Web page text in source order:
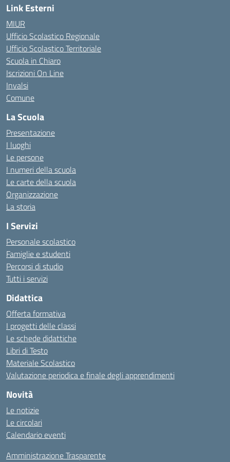
Link Esterni
MIUR
Ufficio Scolastico Regionale
Ufficio Scolastico Territoriale
Scuola in Chiaro
Iscrizioni On Line
Invalsi
Comune
La Scuola
Presentazione
I luoghi
Le persone
I numeri della scuola
Le carte della scuola
Organizzazione
La storia
I Servizi
Personale scolastico
Famiglie e studenti
Percorsi di studio
Tutti i servizi
Didattica
Offerta formativa
I progetti delle classi
Le schede didattiche
Libri di Testo
Materiale Scolastico
Valutazione periodica e finale degli apprendimenti
Novità
Le notizie
Le circolari
Calendario eventi
Amministrazione Trasparente